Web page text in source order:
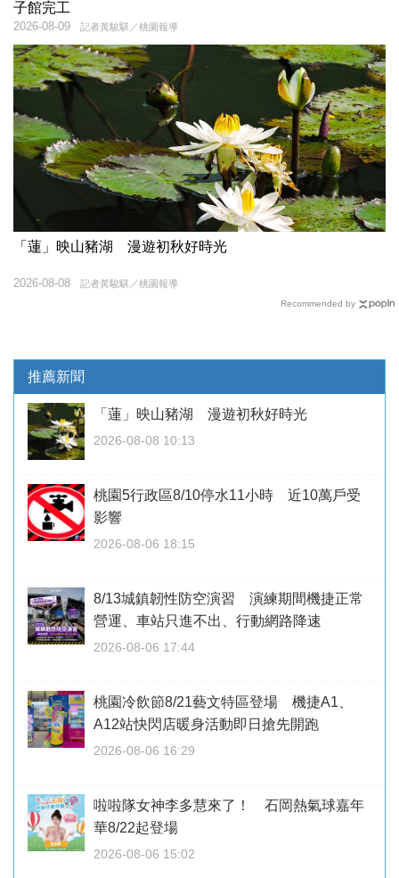
子館完工
記者黃駿騏／桃園報導
2026-08-09
「蓮」映山豬湖 漫遊初秋好時光
記者黃駿騏／桃園報導
2026-08-08
Recommended by
推薦新聞
「蓮」映山豬湖 漫遊初秋好時光
2026-08-08 10:13
桃園5行政區8/10停水11小時 近10萬戶受
影響
2026-08-06 18:15
8/13城鎮韌性防空演習 演練期間機捷正常
營運、車站只進不出、行動網路降速
2026-08-06 17:44
桃園冷飲節8/21藝文特區登場 機捷A1、
A12站快閃店暖身活動即日搶先開跑
2026-08-06 16:29
啦啦隊女神李多慧來了！ 石岡熱氣球嘉年
華8/22起登場
2026-08-06 15:02